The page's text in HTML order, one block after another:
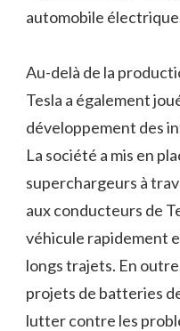
automobile
Au-delà de la
Tesla a également
développement des
La société a mis en
superchargeurs à
aux conducteurs de
véhicule rapidement
longs trajets. En
projets de batteries
lutter contre les